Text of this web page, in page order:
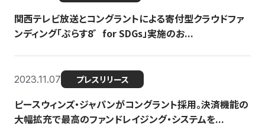
関西テレビ放送とコングラントによる寄付型クラウドファ
ンディング「ぷらす8゛for SDGs」実施のお...
2023.11.07 プレスリリース
ピースウィンズ・ジャパンがコングラント採用。決済機能の
大幅拡充で最高のファンドレイジング・システムを...